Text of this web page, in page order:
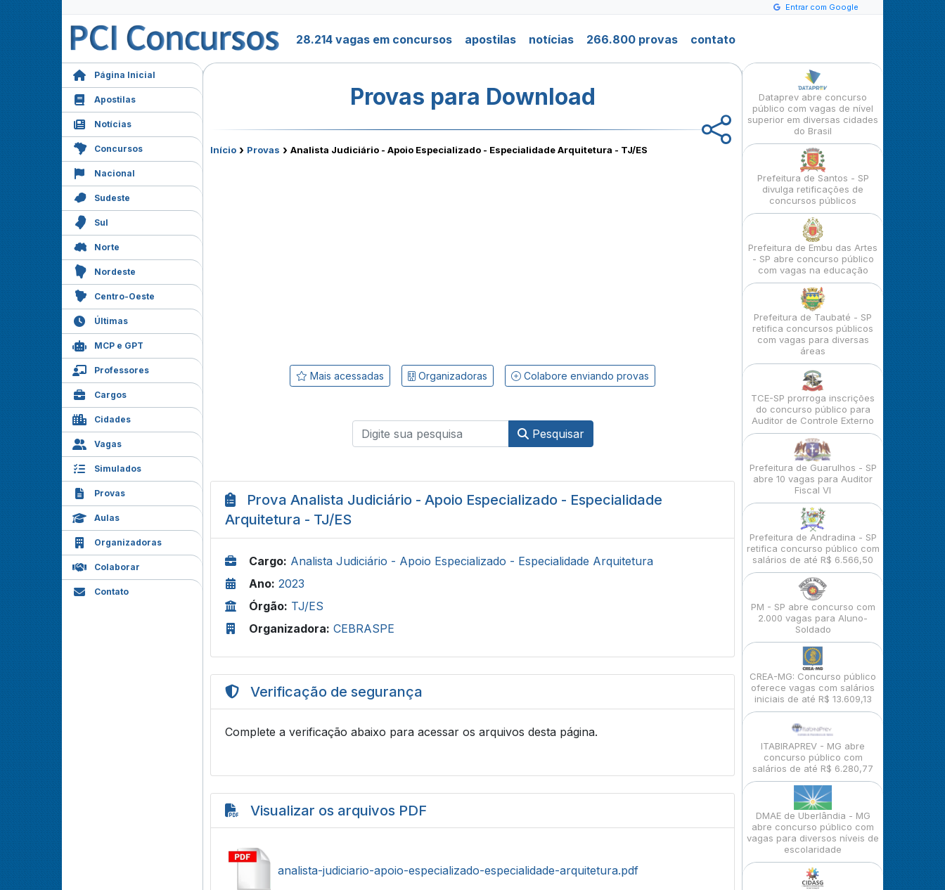
Entrar com Google
28.214 vagas em concursos apostilas notícias 266.800 provas contato
Página Inicial
Apostilas
Notícias
Concursos
Nacional
Sudeste
Sul
Norte
Nordeste
Centro-Oeste
Últimas
MCP e GPT
Professores
Cargos
Cidades
Vagas
Simulados
Provas
Aulas
Organizadoras
Colaborar
Contato
Provas para Download
Início › Provas › Analista Judiciário - Apoio Especializado - Especialidade Arquitetura - TJ/ES
Mais acessadas Organizadoras Colabore enviando provas
Pesquisar
Prova Analista Judiciário - Apoio Especializado - Especialidade
Arquitetura - TJ/ES
Cargo: Analista Judiciário - Apoio Especializado - Especialidade Arquitetura
Ano: 2023
Órgão: TJ/ES
Organizadora: CEBRASPE
Verificação de segurança
Complete a verificação abaixo para acessar os arquivos desta página.
Visualizar os arquivos PDF
analista-judiciario-apoio-especializado-especialidade-arquitetura.pdf
Dataprev abre concurso
público com vagas de nível
superior em diversas cidades
do Brasil
Prefeitura de Santos - SP
divulga retificações de
concursos públicos
Prefeitura de Embu das Artes
- SP abre concurso público
com vagas na educação
Prefeitura de Taubaté - SP
retifica concursos públicos
com vagas para diversas
áreas
TCE-SP prorroga inscrições
do concurso público para
Auditor de Controle Externo
Prefeitura de Guarulhos - SP
abre 10 vagas para Auditor
Fiscal VI
Prefeitura de Andradina - SP
retifica concurso público com
salários de até R$ 6.566,50
PM - SP abre concurso com
2.000 vagas para Aluno-
Soldado
CREA-MG: Concurso público
oferece vagas com salários
iniciais de até R$ 13.609,13
ITABIRAPREV - MG abre
concurso público com
salários de até R$ 6.280,77
DMAE de Uberlândia - MG
abre concurso público com
vagas para diversos níveis de
escolaridade